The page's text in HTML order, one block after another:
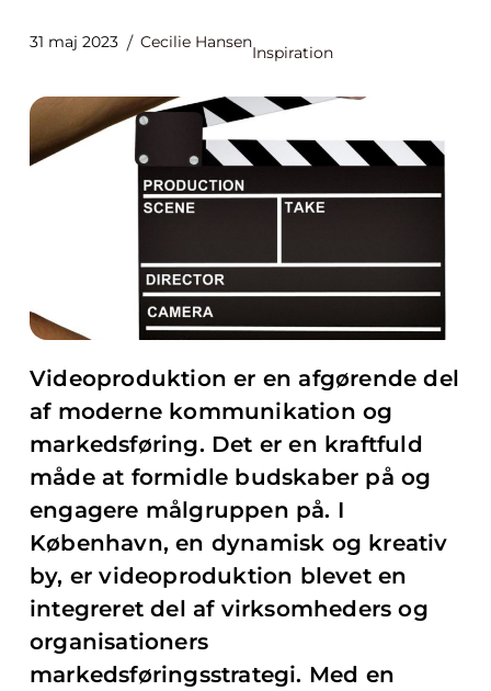
31 maj 2023 Cecilie Hansen
Inspiration
Videoproduktion er en afgørende del
af moderne kommunikation og
markedsføring. Det er en kraftfuld
måde at formidle budskaber på og
engagere målgruppen på. I
København, en dynamisk og kreativ
by, er videoproduktion blevet en
integreret del af virksomheders og
organisationers
markedsføringsstrategi. Med en